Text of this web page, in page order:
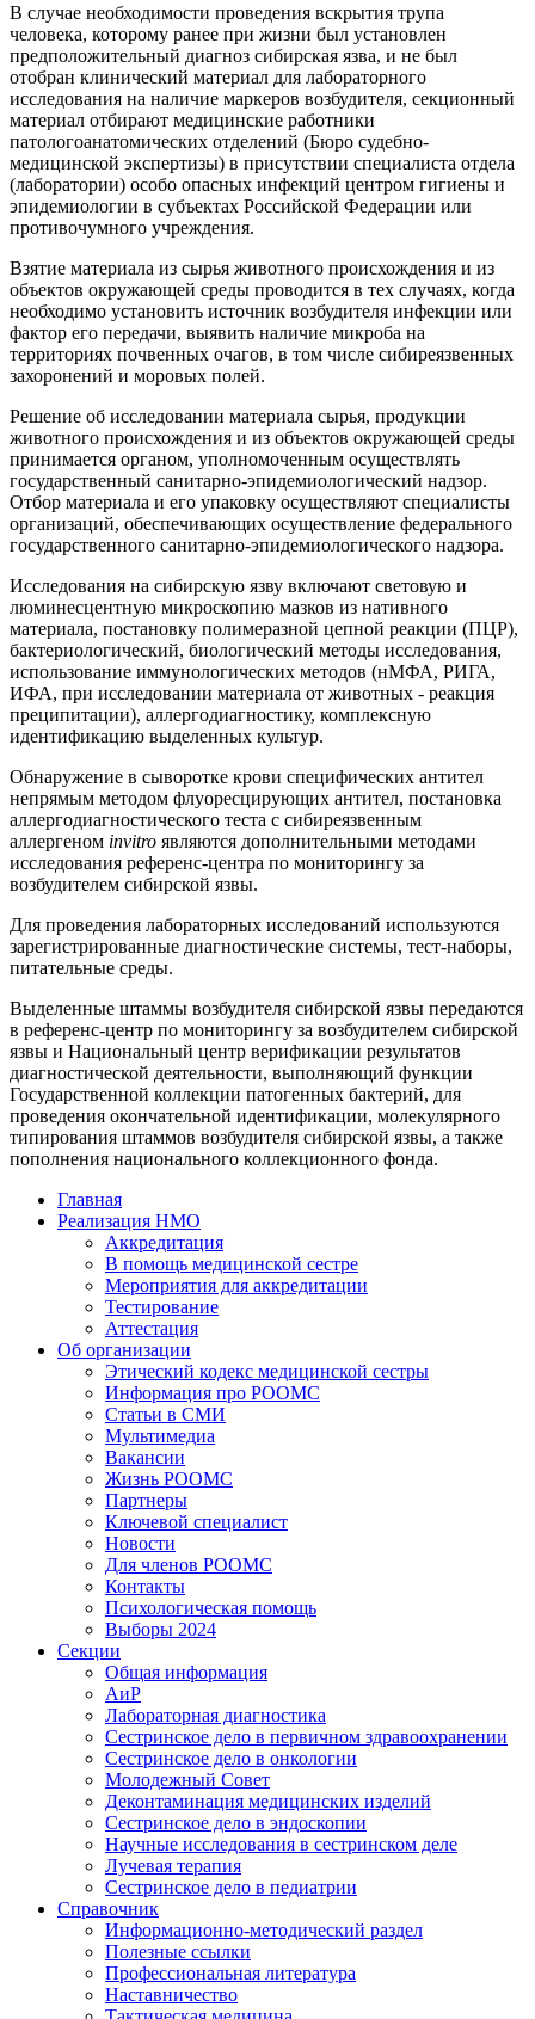
В случае необходимости проведения вскрытия трупа
человека, которому ранее при жизни был установлен
предположительный диагноз сибирская язва, и не был
отобран клинический материал для лабораторного
исследования на наличие маркеров возбудителя, секционный
материал отбирают медицинские работники
патологоанатомических отделений (Бюро судебно-
медицинской экспертизы) в присутствии специалиста отдела
(лаборатории) особо опасных инфекций центром гигиены и
эпидемиологии в субъектах Российской Федерации или
противочумного учреждения.
Взятие материала из сырья животного происхождения и из
объектов окружающей среды проводится в тех случаях, когда
необходимо установить источник возбудителя инфекции или
фактор его передачи, выявить наличие микроба на
территориях почвенных очагов, в том числе сибиреязвенных
захоронений и моровых полей.
Решение об исследовании материала сырья, продукции
животного происхождения и из объектов окружающей среды
принимается органом, уполномоченным осуществлять
государственный санитарно-эпидемиологический надзор.
Отбор материала и его упаковку осуществляют специалисты
организаций, обеспечивающих осуществление федерального
государственного санитарно-эпидемиологического надзора.
Исследования на сибирскую язву включают световую и
люминесцентную микроскопию мазков из нативного
материала, постановку полимеразной цепной реакции (ПЦР),
бактериологический, биологический методы исследования,
использование иммунологических методов (нМФА, РИГА,
ИФА, при исследовании материала от животных - реакция
преципитации), аллергодиагностику, комплексную
идентификацию выделенных культур.
Обнаружение в сыворотке крови специфических антител
непрямым методом флуоресцирующих антител, постановка
аллергодиагностического теста с сибиреязвенным
аллергеном invitro являются дополнительными методами
исследования референс-центра по мониторингу за
возбудителем сибирской язвы.
Для проведения лабораторных исследований используются
зарегистрированные диагностические системы, тест-наборы,
питательные среды.
Выделенные штаммы возбудителя сибирской язвы передаются
в референс-центр по мониторингу за возбудителем сибирской
язвы и Национальный центр верификации результатов
диагностической деятельности, выполняющий функции
Государственной коллекции патогенных бактерий, для
проведения окончательной идентификации, молекулярного
типирования штаммов возбудителя сибирской язвы, а также
пополнения национального коллекционного фонда.
Главная
Реализация НМО
Аккредитация
В помощь медицинской сестре
Мероприятия для аккредитации
Тестирование
Аттестация
Об организации
Этический кодекс медицинской сестры
Информация про РООМС
Статьи в СМИ
Мультимедиа
Вакансии
Жизнь РООМС
Партнеры
Ключевой специалист
Новости
Для членов РООМС
Контакты
Психологическая помощь
Выборы 2024
Секции
Общая информация
АиР
Лабораторная диагностика
Сестринское дело в первичном здравоохранении
Сестринское дело в онкологии
Молодежный Совет
Деконтаминация медицинских изделий
Сестринское дело в эндоскопии
Научные исследования в сестринском деле
Лучевая терапия
Сестринское дело в педиатрии
Справочник
Информационно-методический раздел
Полезные ссылки
Профессиональная литература
Наставничество